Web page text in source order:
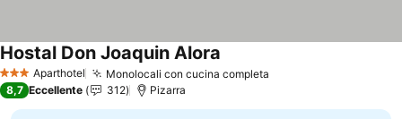
3 StelleAparthotel Monolocali con cucina completa
Hostal Don Joaquin Alora
8,7 Eccellente 312 Pizarra